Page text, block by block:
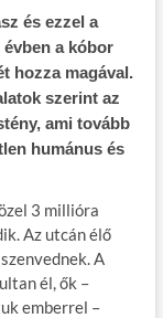
és ezzel a
a kóbor
hozza magával.
szerint az
ami tovább
humánus és
3 millióra
Az utcán élő
A
él, ők –
emberrel –